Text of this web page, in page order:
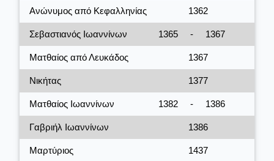
Ανώνυμος από Κεφαλληνίας 1362
Σεβαστιανός Ιωαννίνων 1365 - 1367
Ματθαίος από Λευκάδος 1367
Νικήτας 1377
Ματθαίος Ιωαννίνων 1382 - 1386
Γαβριήλ Ιωαννίνων 1386
Μαρτύριος 1437